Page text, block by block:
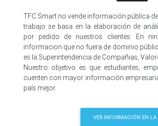
TFC Smart no vende información pública
trabajo se basa en la elaboración de
por pedido de nuestros clientes. En
informacion que no fuera de dominio
es la Superintendencia de Compañias,
Nuestro objetivo es que estudiantes,
cuenten con mayor información
país mejor.
VER INFORMACIÓN EN LA